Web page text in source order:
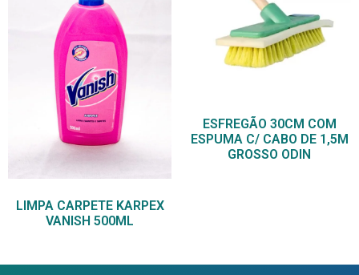
LIMPA CARPETE KARPEX
VANISH 500ML
ESFREGÃO 30CM COM
ESPUMA C/ CABO DE 1,5M
GROSSO ODIN